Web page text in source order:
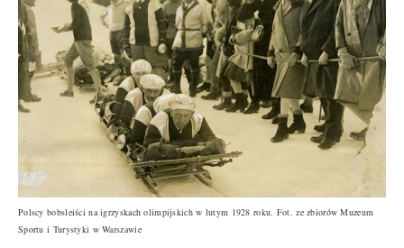
Polscy bobsleiści na igrzyskach olimpijskich w lutym 1928 roku. Fot. ze zbiorów Muzeum
Sportu i Turystyki w Warszawie